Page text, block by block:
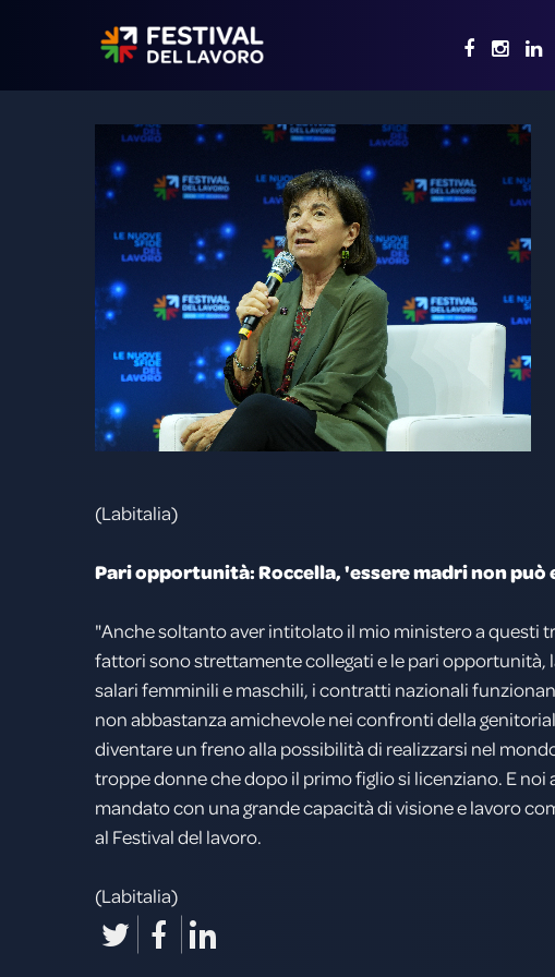
(Labitalia)
Pari opportunità: Roccella, 'essere madri non può
"Anche soltanto aver intitolato il mio ministero a questi
fattori sono strettamente collegati e le pari opportunità,
salari femminili e maschili, i contratti nazionali
non abbastanza amichevole nei confronti della
diventare un freno alla possibilità di realizzarsi nel
troppe donne che dopo il primo figlio si licenziano. E
mandato con una grande capacità di visione e lavoro
al Festival del lavoro.
(Labitalia)